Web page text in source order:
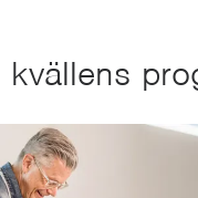
kvällens